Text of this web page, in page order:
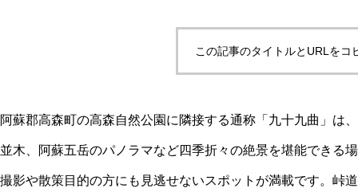
この記事のタイトルとURLをコ
阿蘇郡高森町の高森自然公園に隣接する通称「九十九曲」は
並木、阿蘇五岳のパノラマなど四季折々の絶景を堪能できる
撮影や散策目的の方にも見逃せないスポットが満載です。峠